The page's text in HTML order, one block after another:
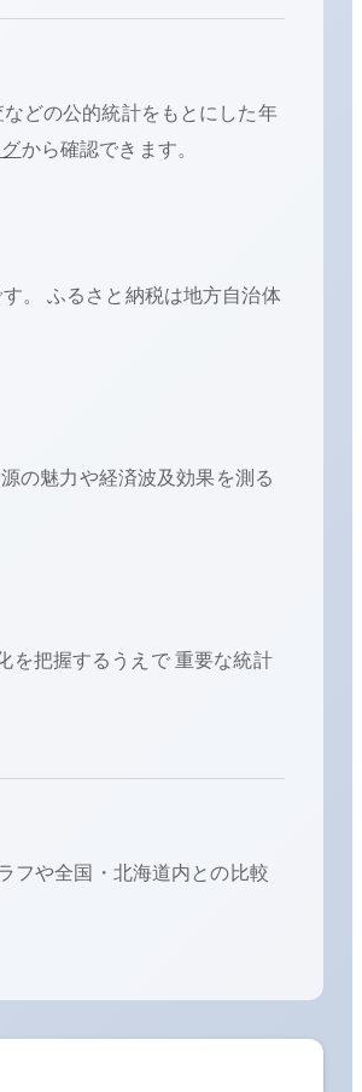
などの公的統計をもとにした年
から確認できます。
。
ふるさと納税は地方自治体
の魅力や経済波及効果を測る
を把握するうえで 重要な統計
フや全国・ 北海道内との比較